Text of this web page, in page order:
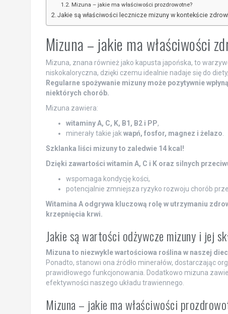
Mizuna – jakie ma właściwości prozdrowotne?
Jakie są właściwości lecznicze mizuny w kontekście
Mizuna – jakie ma właściwości
Mizuna, znana również jako kapusta japońska, to
niskokaloryczna, dzięki czemu idealnie nadaje się do
Regularne spożywanie mizuny może pozytywnie
niektórych chorób.
Mizuna zawiera:
witaminy A, C, K, B1, B2 i PP,
minerały takie jak wapń, fosfor, magnez i żelazo
Szklanka liści mizuny to zaledwie 14 kcal!
Dzięki zawartości witamin A, C i K oraz silnych
wspomaga kondycję kości,
potencjalnie zmniejsza ryzyko rozwoju chorób
Witamina A odgrywa kluczową rolę w utrzymaniu
krzepnięcia krwi.
Jakie są wartości odżywcze mizuny i jej
Mizuna to niezwykle wartościowa roślina w naszej
Ponadto, stanowi ona źródło minerałów, dostarczając
prawidłowego funkcjonowania. Dodatkowo mizuna
efektywności naszego układu trawiennego.
Mizuna – jakie ma właściwości